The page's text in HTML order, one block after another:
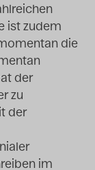
Blog
Blog
Blog
ist zudem
die
der
zu
der
im